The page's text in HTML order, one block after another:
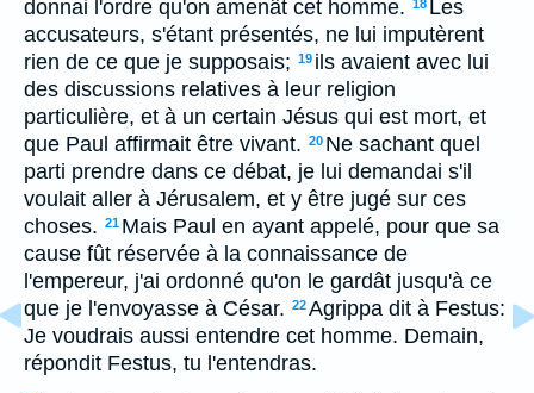
donnai l'ordre qu'on amenât cet homme. 18 Les
accusateurs, s'étant présentés, ne lui imputèrent
rien de ce que je supposais; 19 ils avaient avec lui
des discussions relatives à leur religion
particulière, et à un certain Jésus qui est mort, et
que Paul affirmait être vivant. 20 Ne sachant quel
parti prendre dans ce débat, je lui demandai s'il
voulait aller à Jérusalem, et y être jugé sur ces
choses. 21 Mais Paul en ayant appelé, pour que sa
cause fût réservée à la connaissance de
l'empereur, j'ai ordonné qu'on le gardât jusqu'à ce
que je l'envoyasse à César. 22Agrippa dit à Festus:
Je voudrais aussi entendre cet homme. Demain,
répondit Festus, tu l'entendras.